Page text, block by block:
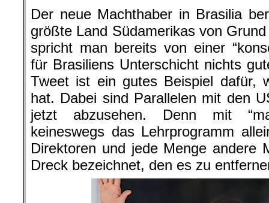
Der neue Machthaber in Brasilia
größte Land Südamerikas von
spricht man bereits von einer
für Brasiliens Unterschicht nichts
Tweet ist ein gutes Beispiel dafür,
hat. Dabei sind Parallelen mit den
jetzt abzusehen. Denn mit
keineswegs das Lehrprogramm
Direktoren und jede Menge andere
Dreck bezeichnet, den es zu